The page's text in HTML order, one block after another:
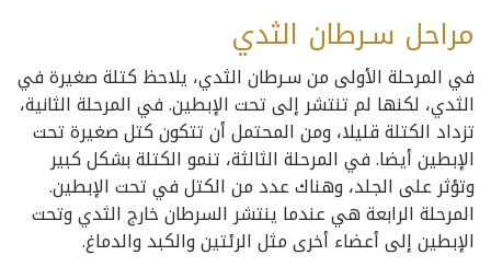
مراحل سـرطان الثدي
في المرحلة الأولى من سـرطان الثدي، يلاحظ كتلة صغيرة في
الثدي، لكنها لم تنتشر إلى تحت الإبطين. في المرحلة الثانية،
تزداد الكتلة قليلا، ومن المحتمل أن تتكون كتل صغيرة تحت
الإبطين أيضا. في المرحلة الثالثة، تنمو الكتلة بشكل كبير
وتؤثر على الجلد، وهناك عدد من الكتل في تحت الإبطين.
المرحلة الرابعة هي عندما ينتشر السرطان خارج الثدي وتحت
الإبطين إلى أعضاء أخرى مثل الرئتين والكبد والدماغ.